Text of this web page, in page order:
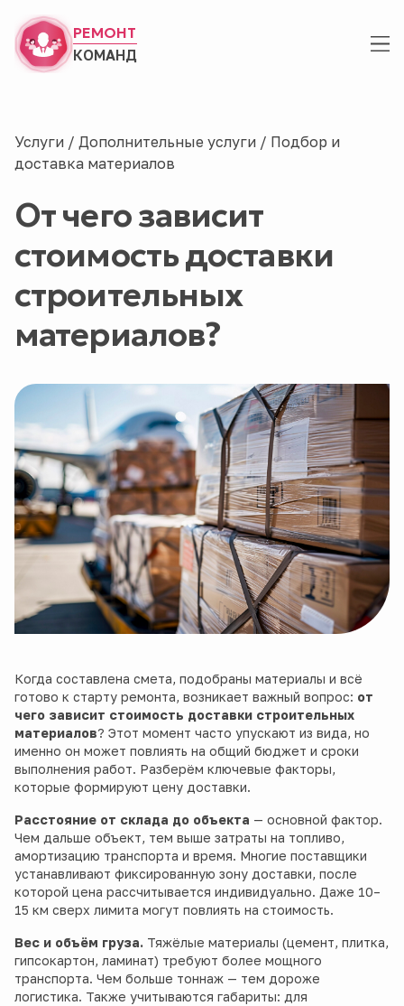
РЕМОНТ
КОМАНД
Услуги / Дополнительные услуги / Подбор и
доставка материалов
От чего зависит
стоимость доставки
строительных
материалов?
Когда составлена смета, подобраны материалы и всё
готово к старту ремонта, возникает важный вопрос: от
чего зависит стоимость доставки строительных
материалов? Этот момент часто упускают из вида, но
именно он может повлиять на общий бюджет и сроки
выполнения работ. Разберём ключевые факторы,
которые формируют цену доставки.
Расстояние от склада до объекта — основной фактор.
Чем дальше объект, тем выше затраты на топливо,
амортизацию транспорта и время. Многие поставщики
устанавливают фиксированную зону доставки, после
которой цена рассчитывается индивидуально. Даже 10–
15 км сверх лимита могут повлиять на стоимость.
Вес и объём груза. Тяжёлые материалы (цемент, плитка,
гипсокартон, ламинат) требуют более мощного
транспорта. Чем больше тоннаж — тем дороже
логистика. Также учитываются габариты: для